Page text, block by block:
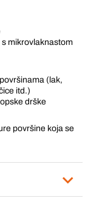
mikrovlaknastom
(lak,
itd.)
drške
površine koja se